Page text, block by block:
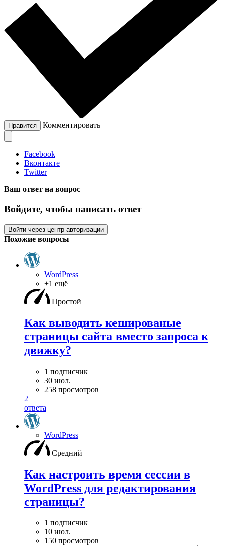
Нравится Комментировать
Facebook
Вконтакте
Twitter
Ваш ответ на вопрос
Войдите, чтобы написать ответ
Войти через центр авторизации
Похожие вопросы
WordPress
+1 ещё
Простой
Как выводить кешированые
страницы сайта вместо запроса к
движку?
1 подписчик
30 июл.
258 просмотров
2
ответа
WordPress
Средний
Как настроить время сессии в
WordPress для редактирования
страницы?
1 подписчик
10 июл.
150 просмотров